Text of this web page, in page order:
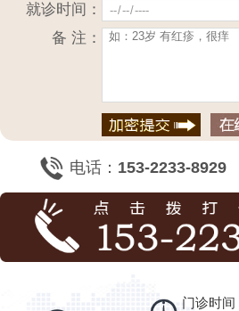
就诊时间：
备 注：
电话： 153-2233-8929
门诊时间